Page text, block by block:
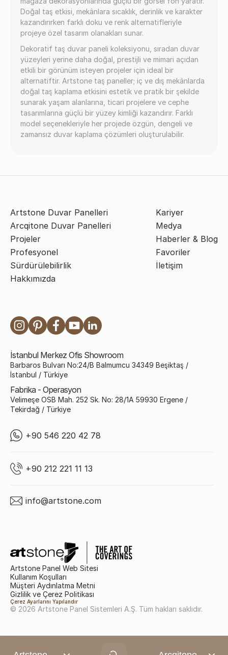
Doğal taş etkisi, mekânlara sıcaklık, derinlik ve karakter
kazandırırken farklı doku ve renk alternatifleriyle
projeye özel tasarım olanakları sunar.
Dekoratif taş duvar paneli koleksiyonu, sıradan duvar
yüzeyleri yerine daha doğal, prestijli ve mimari açıdan
etkili bir görünüm isteyen projeler için ideal bir
alternatiftir. Artstone taş paneller; iç ve dış mekânlarda
doğal taş kaplama etkisini estetik ve pratik bir şekilde
sunarak yaşam alanlarına, ticari projelere ve cephe
tasarımlarına güçlü bir yüzey kimliği kazandırır. Farklı
model seçenekleriyle her projede özgün, dengeli ve
zamansız duvar kaplama çözümleri oluşturulabilir.
Artstone Duvar Panelleri
Arcqitone Duvar Panelleri
Projeler
Profesyonel
Sürdürülebilirlik
Hakkımızda
Kariyer
Medya
Haberler & Blog
Favoriler
İletişim
İstanbul Merkez Ofis Showroom
Barbaros Bulvarı No:24/B Balmumcu 34349 Beşiktaş /
İstanbul / Türkiye
Fabrika - Operasyon
Velimeşe OSB Mah. 252 Sk. No: 28/1A 59930 Ergene /
Tekirdağ / Türkiye
+90 546 220 42 78
+90 212 221 11 13
info@artstone.com
Artstone Panel Web Sitesi
Kullanım Koşulları
Müşteri Aydınlatma Metni
Gizlilik ve Çerez Politikası
Çerez Ayarlarını Yapılandır
© 2026 Artstone Panel Sistemleri A.Ş. Tüm hakları saklıdır.